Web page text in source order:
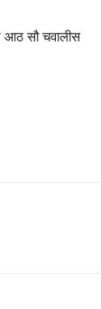
आठ सौ चवालीस